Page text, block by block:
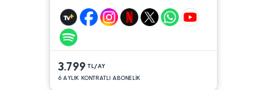
3.799 TL/AY
6 AYLIK KONTRATLI ABONELİK